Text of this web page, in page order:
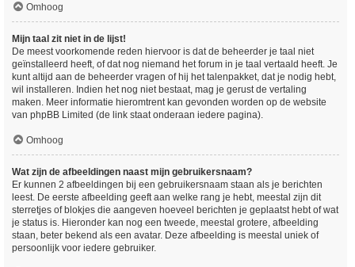
Omhoog
Mijn taal zit niet in de lijst!
De meest voorkomende reden hiervoor is dat de beheerder je taal niet
geïnstalleerd heeft, of dat nog niemand het forum in je taal vertaald heeft. Je
kunt altijd aan de beheerder vragen of hij het talenpakket, dat je nodig hebt,
wil installeren. Indien het nog niet bestaat, mag je gerust de vertaling
maken. Meer informatie hieromtrent kan gevonden worden op de website
van phpBB Limited (de link staat onderaan iedere pagina).
Omhoog
Wat zijn de afbeeldingen naast mijn gebruikersnaam?
Er kunnen 2 afbeeldingen bij een gebruikersnaam staan als je berichten
leest. De eerste afbeelding geeft aan welke rang je hebt, meestal zijn dit
sterretjes of blokjes die aangeven hoeveel berichten je geplaatst hebt of wat
je status is. Hieronder kan nog een tweede, meestal grotere, afbeelding
staan, beter bekend als een avatar. Deze afbeelding is meestal uniek of
persoonlijk voor iedere gebruiker.